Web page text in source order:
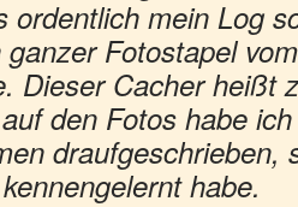
ordentlich mein Log
Fotostapel
Dieser Cacher
den Fotos habe
draufgeschrieben,
habe.